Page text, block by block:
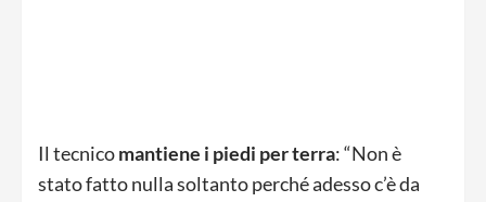
Il tecnicomantiene i piedi per terra: “Non è
stato fatto nulla soltanto perché adesso c’è da